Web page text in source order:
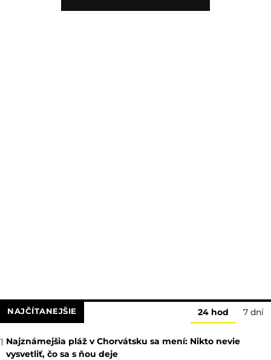
NAJČÍTANEJŠIE 24 hod 7 dní
1 Najznámejšia pláž v Chorvátsku sa mení: Nikto nevie
vysvetliť, čo sa s ňou deje